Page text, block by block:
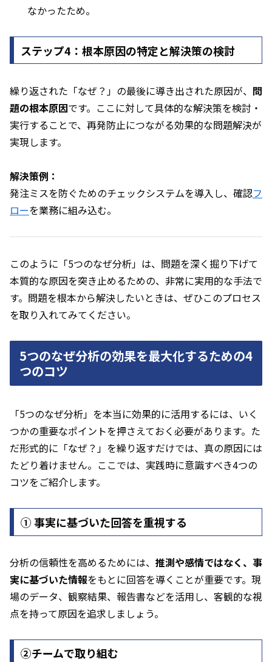
なかったため。
ステップ4：根本原因の特定と解決策の検討
繰り返された「なぜ？」の最後に導き出された原因が、 問
題の根本原因です。ここに対して具体的な解決策を検討・
実行することで、再発防止につながる効果的な問題解決が
実現します。
解決策例：
発注ミスを防ぐためのチェックシステムを導入し、確認フ
ローを業務に組み込む。
このように「5つのなぜ分析」は、問題を深く掘り下げて
本質的な原因を突き止めるための、非常に実用的な手法で
す。問題を根本から解決したいときは、ぜひこのプロセス
を取り入れてみてください。
5つのなぜ分析の効果を最大化するための4
つのコツ
「5つのなぜ分析」を本当に効果的に活用するには、いく
つかの重要なポイントを押さえておく必要があります。た
だ形式的に「なぜ？」を繰り返すだけでは、真の原因には
たどり着けません。ここでは、実践時に意識すべき4つの
コツをご紹介します。
① 事実に基づいた回答を重視する
分析の信頼性を高めるためには、 推測や感情ではなく、事
実に基づいた情報をもとに回答を導くことが重要です。現
場のデータ、観察結果、報告書などを活用し、客観的な視
点を持って原因を追求しましょう。
②チームで取り組む